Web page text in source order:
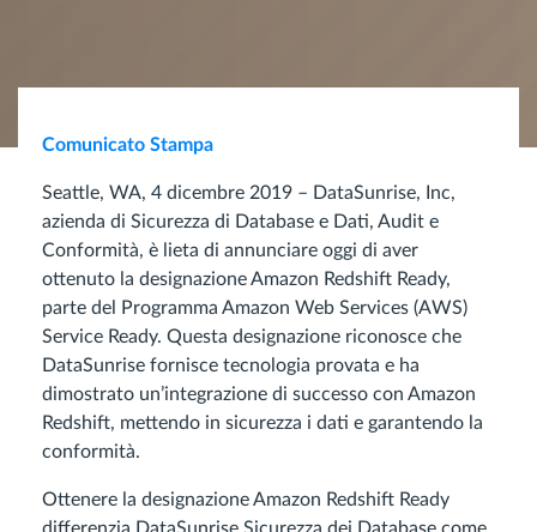
Comunicato Stampa
Seattle, WA, 4 dicembre 2019 – DataSunrise, Inc,
azienda di Sicurezza di Database e Dati, Audit e
Conformità, è lieta di annunciare oggi di aver
ottenuto la designazione Amazon Redshift Ready,
parte del Programma Amazon Web Services (AWS)
Service Ready. Questa designazione riconosce che
DataSunrise fornisce tecnologia provata e ha
dimostrato un’integrazione di successo con Amazon
Redshift, mettendo in sicurezza i dati e garantendo la
conformità.
Ottenere la designazione Amazon Redshift Ready